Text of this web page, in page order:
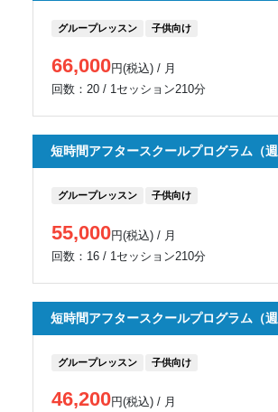
グループレッスン 子供向け
66,000円(税込) / 月
回数：20 / 1セッション210分
短時間アフタースクールプログラム（週
グループレッスン 子供向け
55,000円(税込) / 月
回数：16 / 1セッション210分
短時間アフタースクールプログラム（週
グループレッスン 子供向け
46,200円(税込) / 月